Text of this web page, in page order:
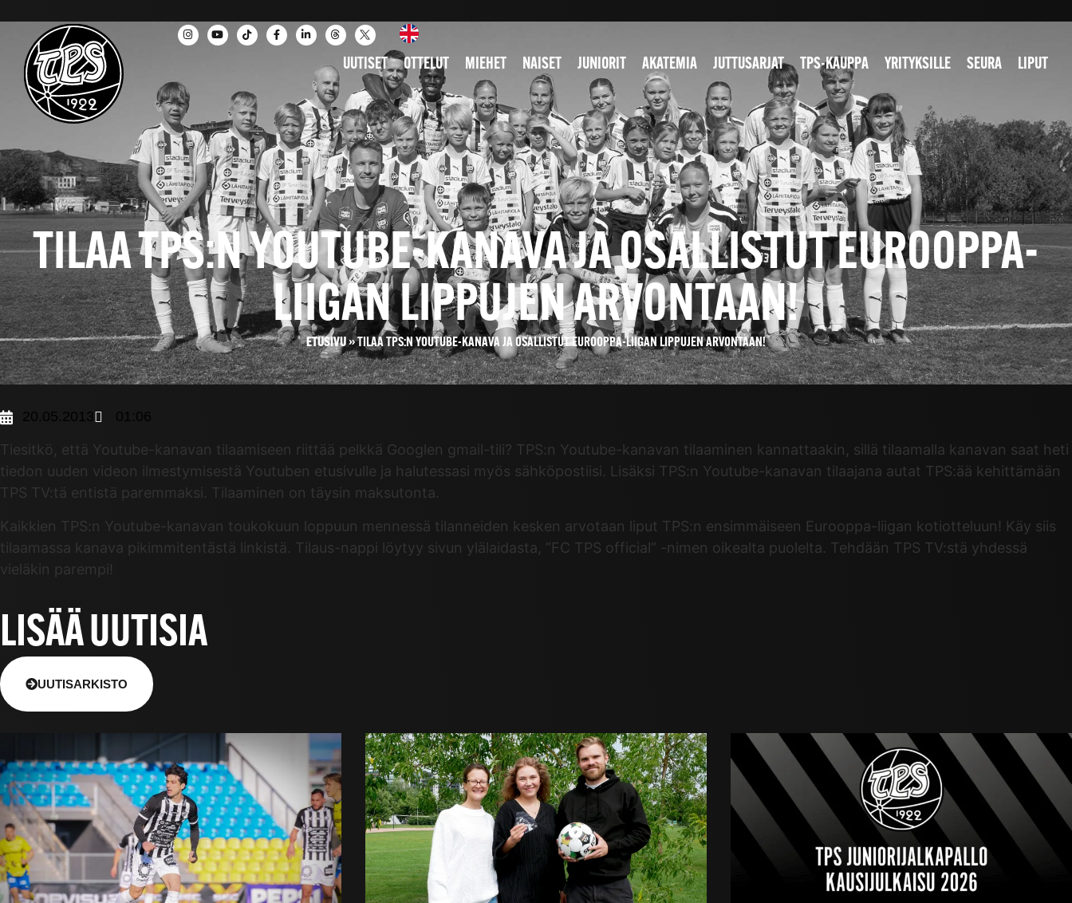
UUTISET OTTELUT MIEHET NAISET JUNIORIT AKATEMIA JUTTUSARJAT TPS-KAUPPA YRITYKSILLE SEURA LIPUT
TILAA TPS:N YOUTUBE-KANAVA JA OSALLISTUT EUROOPPA-
LIIGAN LIPPUJEN ARVONTAAN!
ETUSIVU»TILAA TPS:N YOUTUBE-KANAVA JA OSALLISTUT EUROOPPA-LIIGAN LIPPUJEN ARVONTAAN!
20.05.2013 01:06
Tiesitkö, että Youtube-kanavan tilaamiseen riittää pelkkä Googlen gmail-tili? TPS:n Youtube-kanavan tilaaminen kannattaakin, sillä tilaamalla kanavan saat heti
tiedon uuden videon ilmestymisestä Youtuben etusivulle ja halutessasi myös sähköpostiisi. Lisäksi TPS:n Youtube-kanavan tilaajana autat TPS:ää kehittämään
TPS TV:tä entistä paremmaksi. Tilaaminen on täysin maksutonta.
Kaikkien TPS:n Youtube-kanavan toukokuun loppuun mennessä tilanneiden kesken arvotaan liput TPS:n ensimmäiseen Eurooppa-liigan kotiotteluun! Käy siis
tilaamassa kanava pikimmitentästä linkistä. Tilaus-nappi löytyy sivun ylälaidasta, ”FC TPS official” -nimen oikealta puolelta. Tehdään TPS TV:stä yhdessä
vieläkin parempi!
LISÄÄ UUTISIA
UUTISARKISTO